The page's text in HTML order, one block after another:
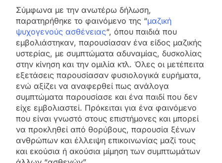
Σύμφωνα με την ανωτέρω δήλωση,
παρατηρήθηκε το φαινόμενο της “μαζική
ψυχογενούς ασθένειας“, όπου παιδιά που
εμβολιάστηκαν, παρουσίασαν ένα είδος μαζικής
υστερίας, με συμπτώματα αδυναμίας, δυσκολίας
στην κίνηση και την ομιλία κτλ. Όλες οι μετέπειτα
εξετάσεις παρουσίασαν φυσιολογικά ευρήματα,
ενώ αξίζει να αναφερθεί πως ανάλογα
συμπτώματα παρουσίασε και ένα παιδί που δεν
είχε εμβολιαστεί. Πρόκειται για ένα φαινόμενο
που είναι γνωστό στους επιστήμονες και μπορεί
να προκληθεί από θορύβους, παρουσία ξένων
ανθρώπων και έλλειψη επικοινωνίας μαζί τους
και εκούσια ή ακούσια μίμηση των συμπτωμάτων